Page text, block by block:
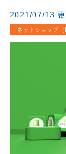
2021/07/13 更
ネットショップ（